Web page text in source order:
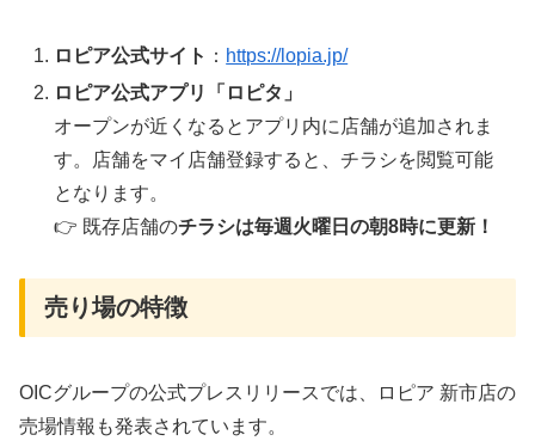
ロピア公式サイト ： https://lopia.jp/
ロピア公式アプリ「ロピタ」
オープンが近くなるとアプリ内に店舗が追加されま
す。店舗をマイ店舗登録すると、チラシを閲覧可能
となります。
👉 既存店舗のチラシは毎週火曜日の朝8時に更新！
売り場の特徴
OICグループの公式プレスリリースでは、ロピア 新市店の
売場情報も発表されています。